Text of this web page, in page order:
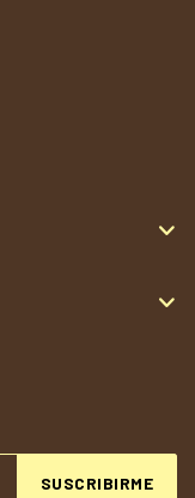
SUSCRIBIRME